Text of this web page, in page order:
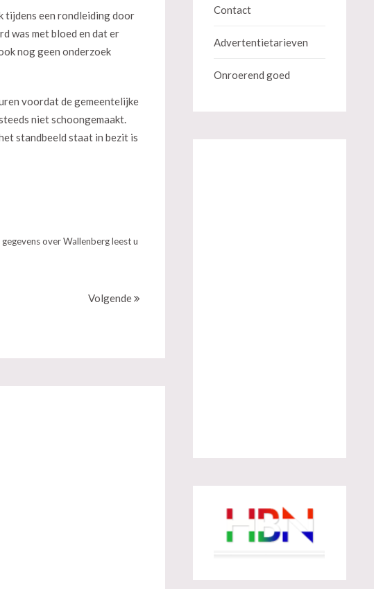
tijdens een rondleiding door
was met bloed en dat er
nog geen onderzoek
voordat de gemeentelijke
niet schoongemaakt.
standbeeld staat in bezit is
over Wallenberg leest u
Volgende
Contact
Advertentietarieven
Onroerend goed